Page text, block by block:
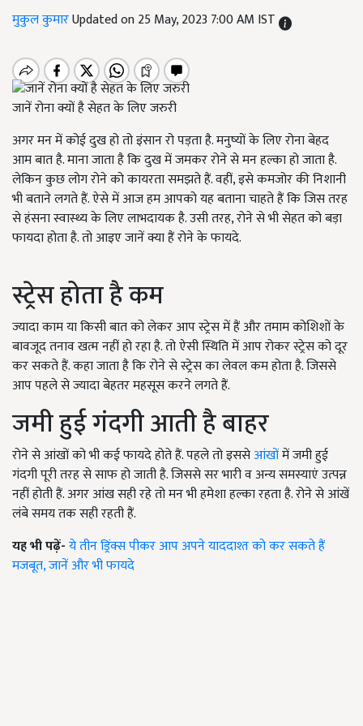
मुकुल कुमारUpdated on 25 May, 2023 7:00 AM IST
जानें रोना क्यों है सेहत के लिए जरुरी
अगर मन में कोई दुख हो तो इंसान रो पड़ता है. मनुष्यों के लिए रोना बेहद
आम बात है. माना जाता है कि दुख में जमकर रोने से मन हल्का हो जाता है.
लेकिन कुछ लोग रोने को कायरता समझते हैं. वहीं, इसे कमजोर की निशानी
भी बताने लगते हैं. ऐसे में आज हम आपको यह बताना चाहते हैं कि जिस तरह
से हंसना स्वास्थ्य के लिए लाभदायक है. उसी तरह, रोने से भी सेहत को बड़ा
फायदा होता है. तो आइए जानें क्या हैं रोने के फायदे.
स्ट्रेस होता है कम
ज्यादा काम या किसी बात को लेकर आप स्ट्रेस में हैं और तमाम कोशिशों के
बावजूद तनाव खत्म नहीं हो रहा है. तो ऐसी स्थिति में आप रोकर स्ट्रेस को दूर
कर सकते हैं. कहा जाता है कि रोने से स्ट्रेस का लेवल कम होता है. जिससे
आप पहले से ज्यादा बेहतर महसूस करने लगते हैं.
जमी हुई गंदगी आती है बाहर
रोने से आंखों को भी कई फायदे होते हैं. पहले तो इससेआंखोंमें जमी हुई
गंदगी पूरी तरह से साफ हो जाती है. जिससे सर भारी व अन्य समस्याएं उत्पन्न
नहीं होती हैं. अगर आंख सही रहे तो मन भी हमेशा हल्का रहता है. रोने से आंखें
लंबे समय तक सही रहती हैं.
यह भी पढ़ें-ये तीन ड्रिंक्स पीकर आप अपने याददाश्त को कर सकते हैं
मजबूत, जानें और भी फायदे